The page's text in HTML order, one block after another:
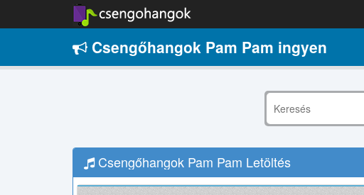
Csengőhangok Pam Pam ingyen
Csengőhangok Pam Pam Letöltés